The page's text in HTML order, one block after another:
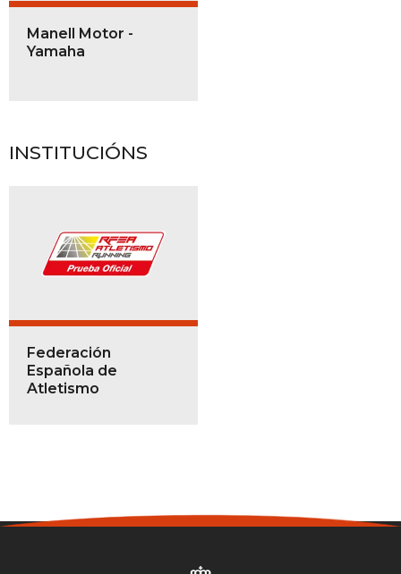
Manell Motor -
Yamaha
INSTITUCIÓNS
Federación
Española de
Atletismo